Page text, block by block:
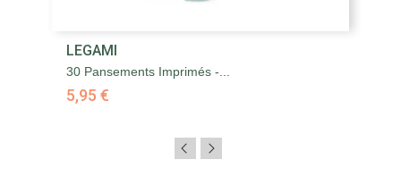
LEGAMI
30 Pansements Imprimés -...
5,95 €